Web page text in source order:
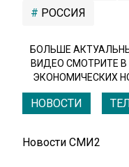
РОССИЯ
БОЛЬШЕ
ВИДЕО СМОТРИТЕ В
ЭКОНОМИЧЕСКИХ
НОВОСТИ
Новости СМИ2